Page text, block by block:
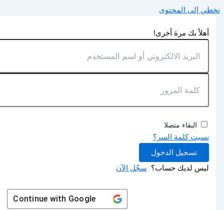
تخطي إلى المحتوى
أهلاً بك مرة أخرى!
البقاء متصلا
نسيت كلمة السر؟
تسجيل الدخول
ليس لديك حساب؟ سجّل الآن
Continue withGoogle